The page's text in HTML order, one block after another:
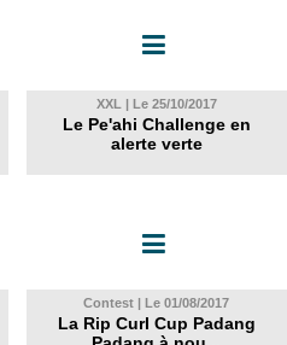
XXL | Le 25/10/2017
Le Pe'ahi Challenge en
alerte verte
Contest | Le 01/08/2017
La Rip Curl Cup Padang